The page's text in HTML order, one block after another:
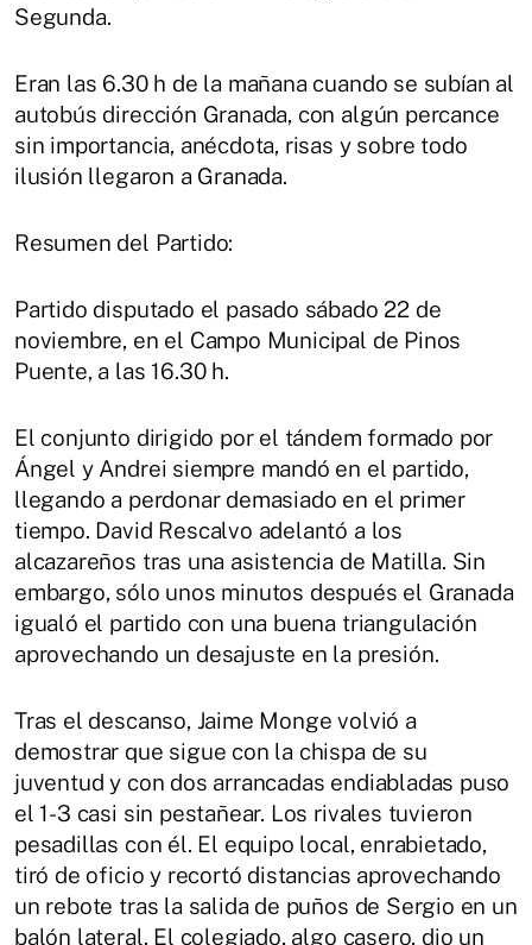
Segunda.
Eran las 6.30 h de la mañana cuando se subían al
autobús dirección Granada, con algún percance
sin importancia, anécdota, risas y sobre todo
ilusión llegaron a Granada.
Resumen del Partido:
Partido disputado el pasado sábado 22 de
noviembre, en el Campo Municipal de Pinos
Puente, a las 16.30 h.
El conjunto dirigido por el tándem formado por
Ángel y Andrei siempre mandó en el partido,
llegando a perdonar demasiado en el primer
tiempo. David Rescalvo adelantó a los
alcazareños tras una asistencia de Matilla. Sin
embargo, sólo unos minutos después el Granada
igualó el partido con una buena triangulación
aprovechando un desajuste en la presión.
Tras el descanso, Jaime Monge volvió a
demostrar que sigue con la chispa de su
juventud y con dos arrancadas endiabladas puso
el 1-3 casi sin pestañear. Los rivales tuvieron
pesadillas con él. El equipo local, enrabietado,
tiró de oficio y recortó distancias aprovechando
un rebote tras la salida de puños de Sergio en un
balón lateral. El colegiado, algo casero, dio un